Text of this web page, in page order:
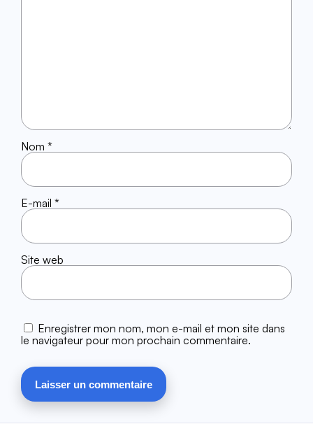
Nom *
E-mail *
Site web
Enregistrer mon nom, mon e-mail et mon site dans
le navigateur pour mon prochain commentaire.